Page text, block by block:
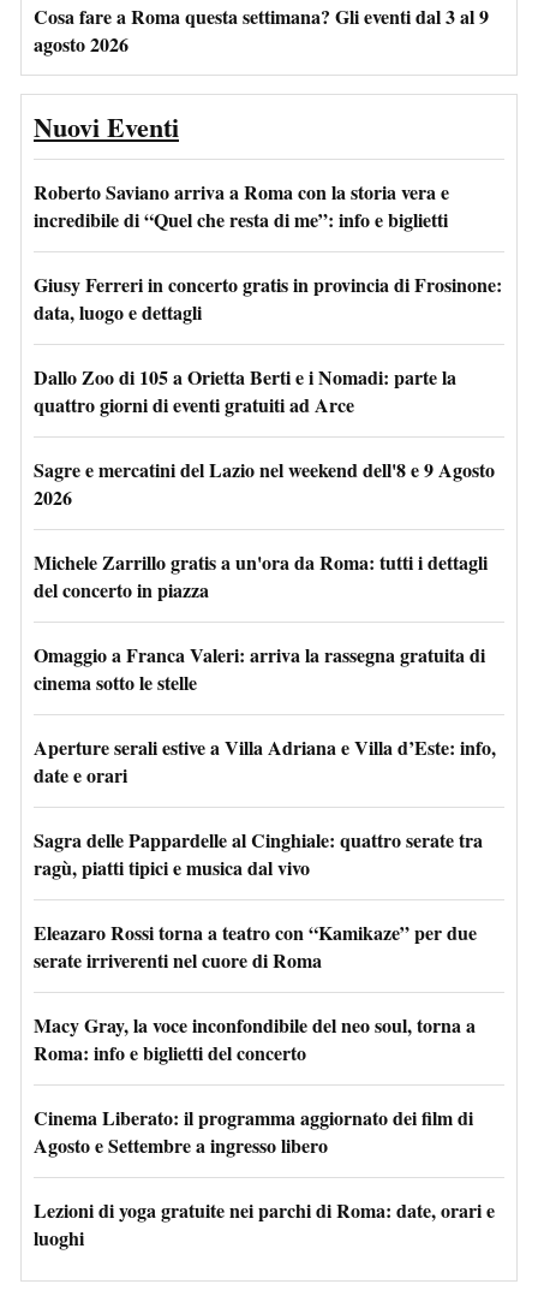
Cosa fare a Roma questa settimana? Gli eventi dal 3 al 9
agosto 2026
Nuovi Eventi
Roberto Saviano arriva a Roma con la storia vera e
incredibile di “Quel che resta di me”: info e biglietti
Giusy Ferreri in concerto gratis in provincia di Frosinone:
data, luogo e dettagli
Dallo Zoo di 105 a Orietta Berti e i Nomadi: parte la
quattro giorni di eventi gratuiti ad Arce
Sagre e mercatini del Lazio nel weekend dell'8 e 9 Agosto
2026
Michele Zarrillo gratis a un'ora da Roma: tutti i dettagli
del concerto in piazza
Omaggio a Franca Valeri: arriva la rassegna gratuita di
cinema sotto le stelle
Aperture serali estive a Villa Adriana e Villa d’Este: info,
date e orari
Sagra delle Pappardelle al Cinghiale: quattro serate tra
ragù, piatti tipici e musica dal vivo
Eleazaro Rossi torna a teatro con “Kamikaze” per due
serate irriverenti nel cuore di Roma
Macy Gray, la voce inconfondibile del neo soul, torna a
Roma: info e biglietti del concerto
Cinema Liberato: il programma aggiornato dei film di
Agosto e Settembre a ingresso libero
Lezioni di yoga gratuite nei parchi di Roma: date, orari e
luoghi